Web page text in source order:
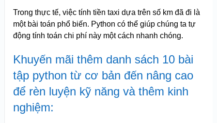
Trong thực tế, việc tính tiền taxi dựa trên số km đã đi là
một bài toán phổ biến. Python có thể giúp chúng ta tự
động tính toán chi phí này một cách nhanh chóng.
Khuyến mãi thêm danh sách 10 bài
tập python từ cơ bản đến nâng cao
để rèn luyện kỹ năng và thêm kinh
nghiệm: